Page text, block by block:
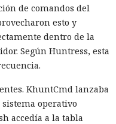
el director general
el número de
mil millones — casi el
de 520 millones.
Snowflake
detenido el
en
de comandos del
esto y
dentro de la
Según Huntress, esta
KhuntCmd lanzaba
operativo
accedía a la tabla